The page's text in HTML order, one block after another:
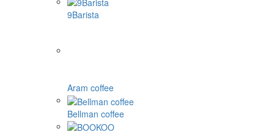
9Barista
Aram coffee
Bellman coffee